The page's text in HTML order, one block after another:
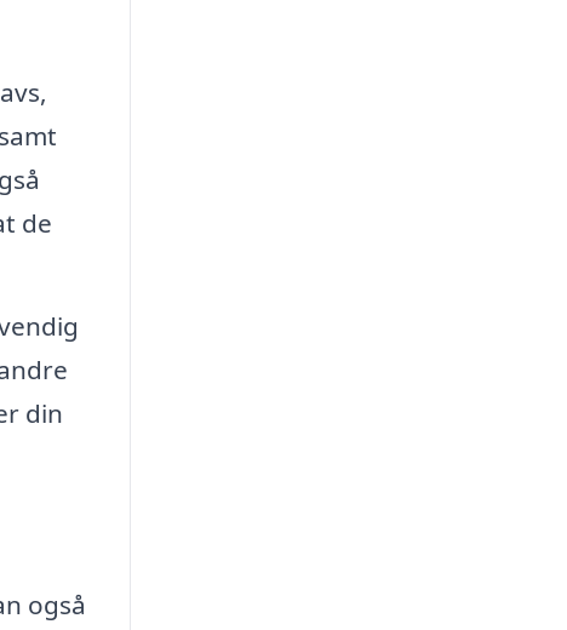
de
din
også